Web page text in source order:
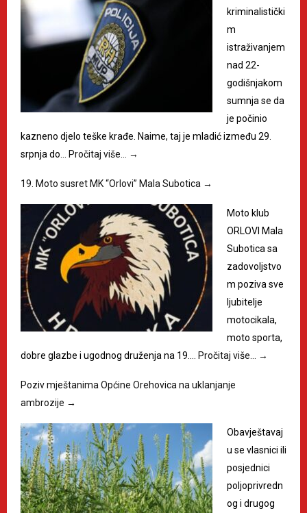
kriminalistički
m
istraživanjem
nad 22-
godišnjakom
sumnja se da
je počinio
kazneno djelo teške krađe. Naime, taj je mladić između 29.
srpnja do… Pročitaj više… →
19. Moto susret MK “Orlovi” Mala Subotica →
Moto klub
ORLOVI Mala
Subotica sa
zadovoljstvo
m poziva sve
ljubitelje
motocikala,
moto sporta,
dobre glazbe i ugodnog druženja na 19.… Pročitaj više… →
Poziv mještanima Općine Orehovica na uklanjanje
ambrozije →
Obavještavaj
u se vlasnici ili
posjednici
poljoprivredn
og i drugog